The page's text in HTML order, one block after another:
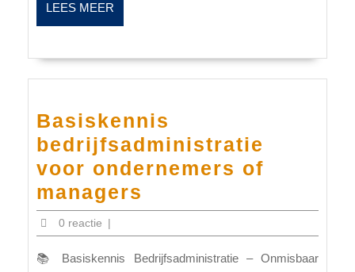
LEES MEER
MEER
Basiskennis
bedrijfsadministratie
voor ondernemers of
managers
voor
ondernemers
0 reactie |
📚 Basiskennis Bedrijfsadministratie – Onmisbaar